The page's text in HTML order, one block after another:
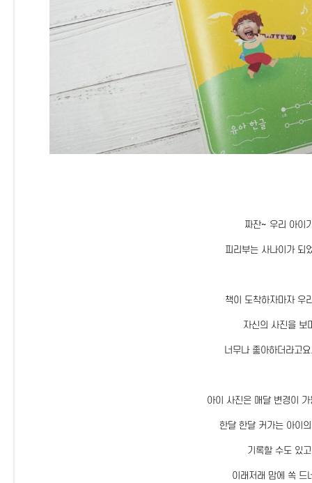
짜잔~ 우리 아이
피리부는 사나이가 되
책이 도착하자마자 우
자신의 사진을 보
너무나 좋아하더라고
아이 사진은 매달 변경이
한달 한달 커가는 아이
기록할 수도 있고
이래저래 맘에 쏙 드